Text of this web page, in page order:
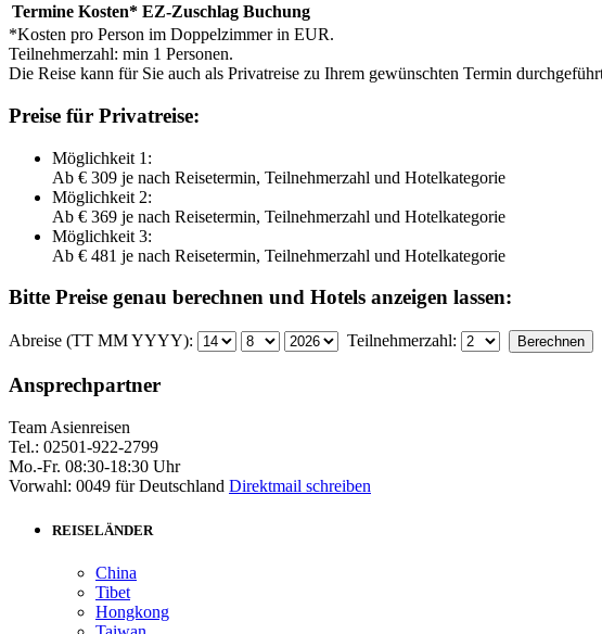
Termine Kosten* EZ-Zuschlag Buchung
*Kosten pro Person im Doppelzimmer in EUR.
Teilnehmerzahl: min 1 Personen.
Die Reise kann für Sie auch als Privatreise zu Ihrem gewünschten Termin
Preise für Privatreise:
Möglichkeit 1:
Ab € 309 je nach Reisetermin, Teilnehmerzahl und Hotelkategorie
Möglichkeit 2:
Ab € 369 je nach Reisetermin, Teilnehmerzahl und Hotelkategorie
Möglichkeit 3:
Ab € 481 je nach Reisetermin, Teilnehmerzahl und Hotelkategorie
Bitte Preise genau berechnen und Hotels anzeigen lassen:
Abreise (TT MM YYYY): Teilnehmerzahl:
Ansprechpartner
Team Asienreisen
Tel.: 02501-922-2799
Mo.-Fr. 08:30-18:30 Uhr
Vorwahl: 0049 für Deutschland Direktmail schreiben
REISELÄNDER
China
Tibet
Hongkong